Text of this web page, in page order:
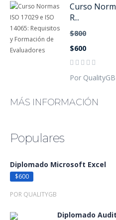
Curso
R...
$800
$600
Por QualityGB
MÁS INFORMACIÓN
Populares
Diplomado Microsoft Excel
$600
POR QUALITYGB
Diplomado